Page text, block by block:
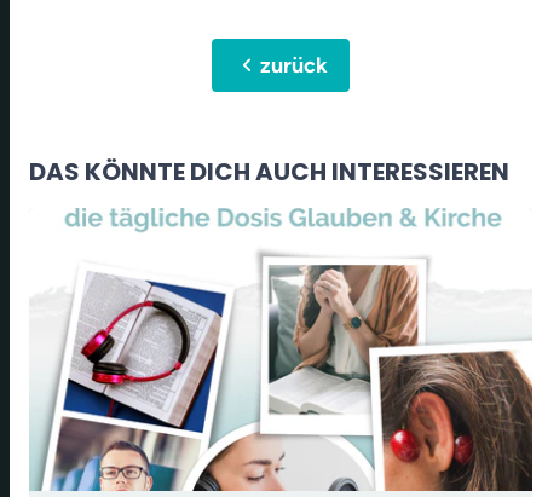
chevron_leftzurück
DAS KÖNNTE DICH AUCH INTERESSIEREN